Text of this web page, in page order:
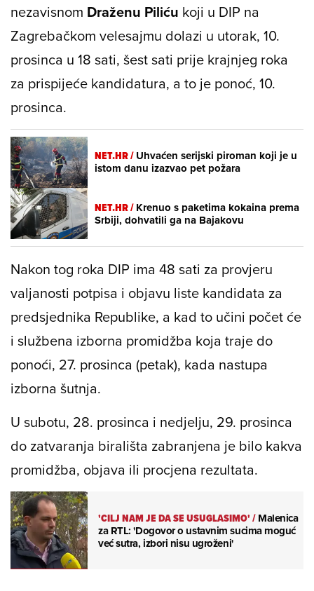
nezavisnom Draženu Piliću koji u DIP na
Zagrebačkom velesajmu dolazi u utorak, 10.
prosinca u 18 sati, šest sati prije krajnjeg roka
za prispijeće kandidatura, a to je ponoć, 10.
prosinca.
NET.HR /Uhvaćen serijski piroman koji je u
istom danu izazvao pet požara
NET.HR /Krenuo s paketima kokaina prema
Srbiji, dohvatili ga na Bajakovu
Nakon tog roka DIP ima 48 sati za provjeru
valjanosti potpisa i objavu liste kandidata za
predsjednika Republike, a kad to učini počet će
i službena izborna promidžba koja traje do
ponoći, 27. prosinca (petak), kada nastupa
izborna šutnja.
U subotu, 28. prosinca i nedjelju, 29. prosinca
do zatvaranja birališta zabranjena je bilo kakva
promidžba, objava ili procjena rezultata.
'CILJ NAM JE DA SE USUGLASIMO'/Malenica
za RTL: 'Dogovor o ustavnim sucima moguć
već sutra, izbori nisu ugroženi'